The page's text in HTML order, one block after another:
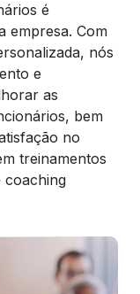
é
empresa. Com
nós
e
as
bem
no
treinamentos
coaching